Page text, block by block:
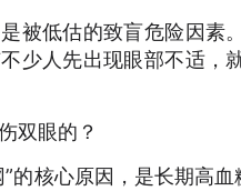
被低估的致盲危险因素
少人先出现眼部不适，
双眼的？
的核心原因，是长期高